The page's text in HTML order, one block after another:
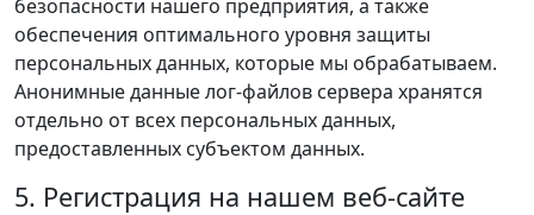
безопасности нашего предприятия, а также
обеспечения оптимального уровня защиты
персональных данных, которые мы обрабатываем.
Анонимные данные лог‑файлов сервера хранятся
отдельно от всех персональных данных,
предоставленных субъектом данных.
5. Регистрация на нашем веб‑сайте